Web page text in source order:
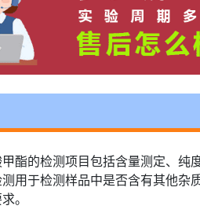
酯的检测项目包括含量测定、
用于检测样品中是否含有其他杂
。